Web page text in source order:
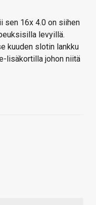
sen 16x 4.0 on siihen
levyillä.
kuuden slotin lankku
lisäkortilla johon niitä